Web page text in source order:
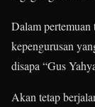
Dalam pertemuan
kepengurusan
disapa “Gus
Akan tetap